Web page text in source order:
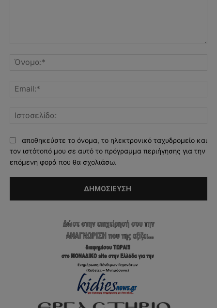
αποθηκεύστε το όνομα, το ηλεκτρονικό ταχυδρομείο και
τον ιστότοπό μου σε αυτό το πρόγραμμα περιήγησης για την
επόμενη φορά που θα σχολιάσω.